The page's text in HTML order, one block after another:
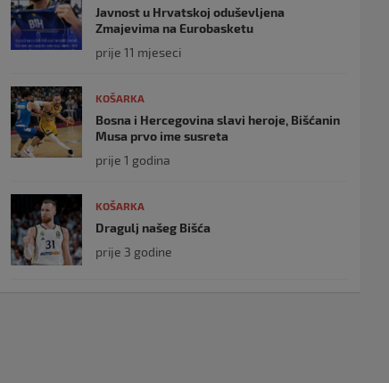
Javnost u Hrvatskoj oduševljena
Zmajevima na Eurobasketu
prije 11 mjeseci
KOŠARKA
Bosna i Hercegovina slavi heroje, Bišćanin
Musa prvo ime susreta
prije 1 godina
KOŠARKA
Dragulj našeg Bišća
prije 3 godine